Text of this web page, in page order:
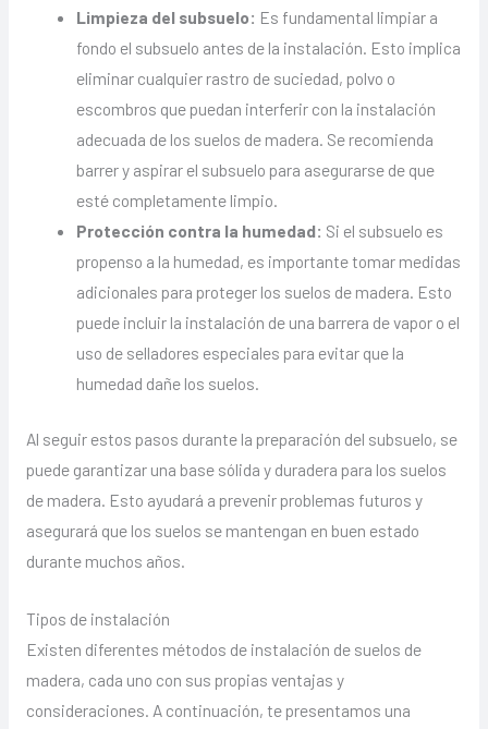
Limpieza del subsuelo: Es fundamental limpiar a
fondo el subsuelo antes de la instalación. Esto implica
eliminar cualquier rastro de suciedad, polvo o
escombros que puedan interferir con la instalación
adecuada de los suelos de madera. Se recomienda
barrer y aspirar el subsuelo para asegurarse de que
esté completamente limpio.
Protección contra la humedad: Si el subsuelo es
propenso a la humedad, es importante tomar medidas
adicionales para proteger los suelos de madera. Esto
puede incluir la instalación de una barrera de vapor o el
uso de selladores especiales para evitar que la
humedad dañe los suelos.
Al seguir estos pasos durante la preparación del subsuelo, se
puede garantizar una base sólida y duradera para los suelos
de madera. Esto ayudará a prevenir problemas futuros y
asegurará que los suelos se mantengan en buen estado
durante muchos años.
Tipos de instalación
Existen diferentes métodos de instalación de suelos de
madera, cada uno con sus propias ventajas y
consideraciones. A continuación, te presentamos una